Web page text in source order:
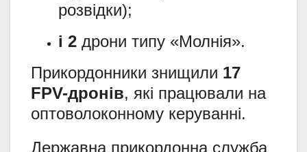
розвідки);
і 2 дрони типу «Молнія».
Прикордонники знищили 17
FPV-дронів, які працювали на
оптоволоконному керуванні.
Державна прикордонна служба